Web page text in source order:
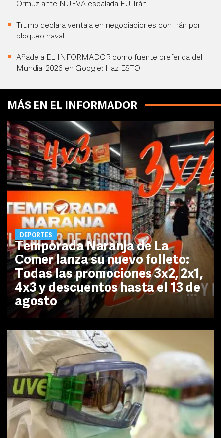
Ormuz ante NUEVA escalada EU-Irán
Trump declara ventaja en negociaciones con Irán por
bloqueo naval
Añade a EL INFORMADOR como fuente preferida del
Mundial 2026 en Google: Haz ESTO
MÁS EN EL INFORMADOR
DEPORTES
Temporada Naranja de La
Comer lanza su nuevo folleto:
Todas las promociones 3x2, 2x1,
4x3 y descuentos hasta el 13 de
agosto